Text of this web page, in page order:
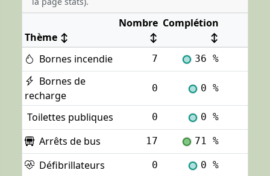
Thème ↕
Nombre
↕
Complétion
↕
Bornes incendie
7 36 %
Bornes de
recharge
0 0 %
Toilettes publiques 0 0 %
Arrêts de bus 17 71 %
Défibrillateurs 0 0 %